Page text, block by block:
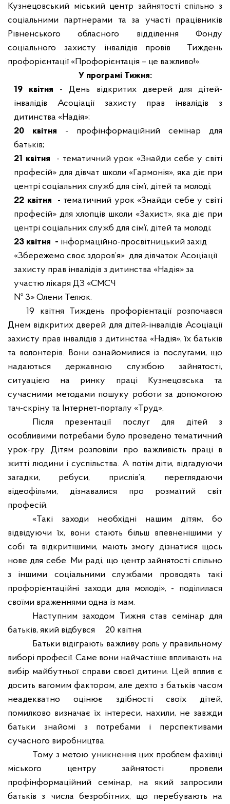
Кузнецовський міський центр зайнятості спільно з
соціальними партнерами та за участі працівників
Рівненського обласного відділення Фонду
соціального захисту інвалідів провів
Тиждень
профорієнтації «Профорієнтація – це важливо!».
У програмі Тижня:
19 квітня - День відкритих дверей для дітей-
інвалідів Асоціації захисту
прав інвалідів з
дитинства «Надія»;
20 квітня - профінформаційний семінар для
батьків;
21 квітня
- тематичний урок «Знайди себе у світі
професій» для дівчат школи «Гармонія», яка діє при
центрі соціальних служб для сім’ї, дітей та молоді;
22 квітня
- тематичний урок «Знайди себе у світі
професій» для хлопців школи «Захист», яка діє при
центрі соціальних служб для сім’ї, дітей та молоді;
23 квітня - інформаційно-просвітницький захід
«Збережемо своє здоров’я» для дівчаток Асоціації
захисту прав інвалідів з дитинства «Надія» за
участю лікаря ДЗ «СМСЧ
№ 3» Олени Телюк.
19 квітня Тиждень профорієнтації розпочався
Днем відкритих дверей для дітей-інвалідів Асоціації
захисту прав інвалідів з дитинства «Надія», їх батьків
та волонтерів. Вони ознайомилися із послугами, що
надаються державною службою зайнятості,
ситуацією на ринку праці Кузнецовська та
сучасними методами пошуку роботи за допомогою
тач-скріну та Інтернет-порталу «Труд».
Після презентації послуг для дітей з
особливими потребами було проведено тематичний
урок-гру. Дітям розповіли про важливість праці в
житті людини і суспільства. А потім діти, відгадуючи
загадки, ребуси, прислів’я, переглядаючи
відеофільми, дізнавалися про розмаїтий світ
професій.
«Такі заходи необхідні нашим дітям, бо
відвідуючи їх, вони стають більш впевненішими у
собі та відкритішими, мають змогу дізнатися щось
нове для себе. Ми раді, що центр зайнятості спільно
з іншими соціальними службами проводять такі
профорієнтаційні заходи для молоді», - поділилася
своїми враженнями одна із мам.
Наступним заходом Тижня став семінар для
батьків, який відбувся
20 квітня.
Батьки відіграють важливу роль у правильному
виборі професії. Саме вони найчастіше впливають на
вибір майбутньої справи своєї дитини. Цей вплив є
досить вагомим фактором, але дехто з батьків часом
неадекватно оцінює здібності своїх дітей,
помилково визначає їх інтереси, нахили, не завжди
батьки знайомі з потребами і перспективами
сучасного виробництва.
Тому з метою уникнення цих проблем фахівці
міського центру зайнятості провели
профінформаційний семінар, на який запросили
батьків з числа безробітних, що перебувають на